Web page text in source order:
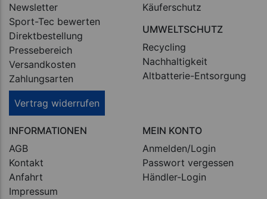
Newsletter
Sport-Tec bewerten
Direktbestellung
Pressebereich
Versandkosten
Zahlungsarten
Vertrag widerrufen
Käuferschutz
UMWELTSCHUTZ
Recycling
Nachhaltigkeit
Altbatterie-Entsorgung
INFORMATIONEN
AGB
Kontakt
Anfahrt
Impressum
MEIN KONTO
Anmelden/Login
Passwort vergessen
Händler-Login